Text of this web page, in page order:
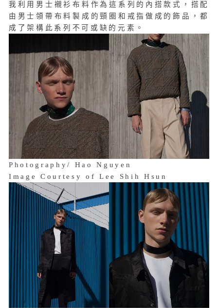
我利用男士襯衫布料作為這系列的內搭款式，搭配
由男士領帶布料製成的頸圈和戒指做成的飾品，都
成了架構此系列不可或缺的元素。
Photography/ Hao Nguyen
Image Courtesy of Lee Shih Hsun